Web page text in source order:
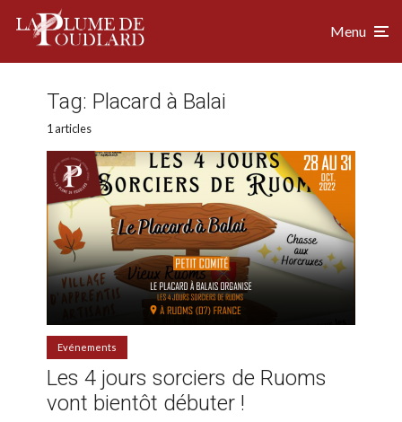
Menu
Tag: Placard à Balai
1 articles
Evénements
Les 4 jours sorciers de Ruoms
vont bientôt débuter !